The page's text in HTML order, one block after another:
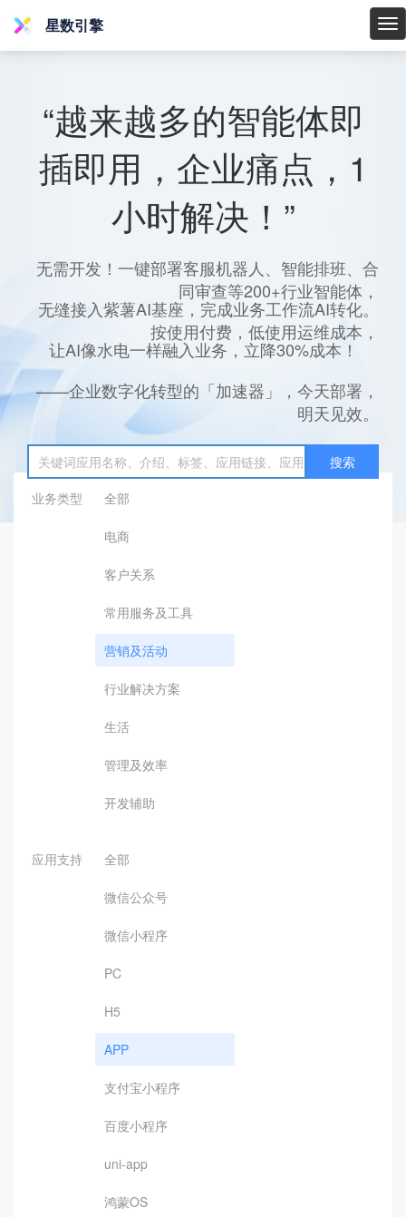
星
星数引擎
“越来越多的智能体即
插即用，企业痛点，1
小时解决！”
无需开发！一键部署客服机器人、智能排班、合
同审查等200+行业智能体，
无缝接入紫薯AI基座，完成业务工作流AI转化。
按使用付费，低使用运维成本，
让AI像水电一样融入业务，立降30%成本！
——企业数字化转型的「加速器」，今天部署，
明天见效。
搜索
业务类型
全部
电商
客户关系
常用服务及工具
营销及活动
行业解决方案
生活
管理及效率
开发辅助
应用支持 全部
微信公众号
微信小程序
PC
H5
APP
支付宝小程序
百度小程序
uni-app
鸿蒙OS